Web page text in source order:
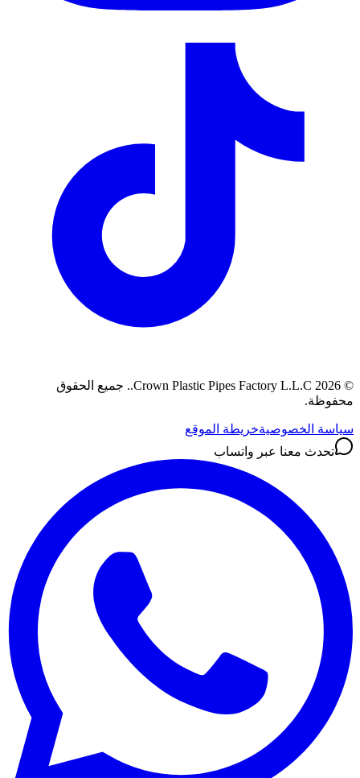
©
2026
Crown Plastic Pipes Factory L.L.C.
. جميع الحقوق
محفوظة.
سياسة الخصوصيةخريطة الموقع
تحدث معنا عبر واتساب